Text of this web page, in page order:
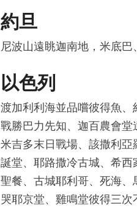
約旦
尼波山遠眺迦南地，米底
以色列
渡加利利海並品嚐彼得魚
戰勝巴力先知、迦百農會堂
米吉多末日戰場、該撒利
誕堂、耶路撒冷古城、希
聖餐、古城耶利哥、死海
哭耶京堂、雞鳴堂彼得三次